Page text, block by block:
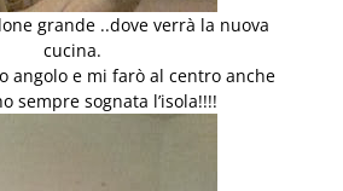
grande ..dove verrà la nuova
cucina.
angolo e mi farò al centro anche
sempre sognata l’isola!!!!